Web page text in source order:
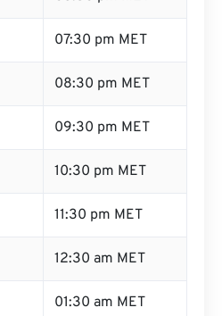
07:30 pm MET
08:30 pm MET
09:30 pm MET
10:30 pm MET
11:30 pm MET
12:30 am MET
01:30 am MET